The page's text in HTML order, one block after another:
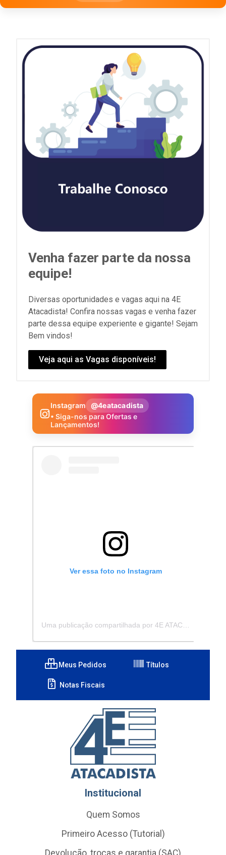
Venha fazer parte da nossa
equipe!
Diversas oportunidades e vagas aqui na 4E
Atacadista! Confira nossas vagas e venha fazer
parte dessa equipe experiente e gigante! Sejam
Bem vindos!
Veja aqui as Vagas disponíveis!
Instagram
@4eatacadista
• Siga-nos para Ofertas e
Lançamentos!
Ver essa foto no Instagram
Meus Pedidos Títulos
Notas Fiscais
Institucional
Quem Somos
Primeiro Acesso (Tutorial)
Devolução, trocas e garantia (SAC)